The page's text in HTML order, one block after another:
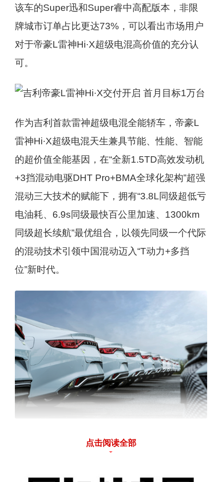
该车的Super迅和Super睿中高配版本，非限
牌城市订单占比更达73%，可以看出市场用户
对于帝豪L雷神Hi·X超级电混高价值的充分认
可。
作为吉利首款雷神超级电混全能轿车，帝豪L
雷神Hi·X超级电混天生兼具节能、性能、智能
的超价值全能基因，在“全新1.5TD高效发动机
+3挡混动电驱DHT Pro+BMA全球化架构”超强
混动三大技术的赋能下，拥有“3.8L同级超低亏
电油耗、6.9s同级最快百公里加速、1300km
同级超长续航”最优组合，以领先同级一个代际
的混动技术引领中国混动迈入“T动力+多挡
位”新时代。
除了超强的混动技术加持，帝豪L雷神Hi·X超
高价值基因，不仅内饰90%采用软质包覆，配
点击阅读全部